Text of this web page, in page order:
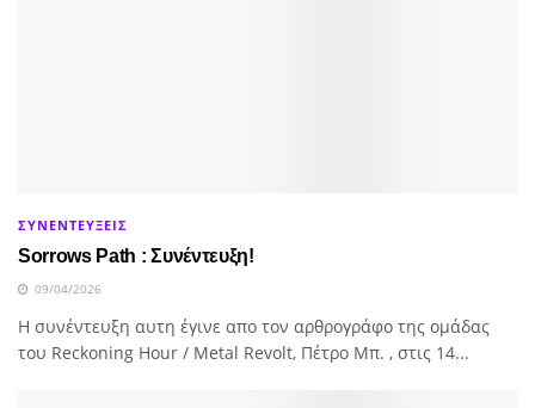
ΣΥΝΕΝΤΕΥΞΕΙΣ
Sorrows Path : Συνέντευξη!
09/04/2026
H συνέντευξη αυτη έγινε απο τον αρθρογράφο της ομάδας
του Reckoning Hour / Metal Revolt, Πέτρο Μπ. , στις 14...